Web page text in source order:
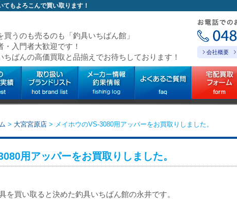
もよろこんで買い取ります！
買うのも売るのも「釣具いちばん館」
・入門者大歓迎です！
ちばんの高価買取と品揃えでお待ちしております！
会社概要
> 大宮宮原店 > メイホウのVS-3080用アッパーをお買取りしました。
用アッパーをお買取りしました。
を買い取ると決めた釣具いちばん館の永井です。